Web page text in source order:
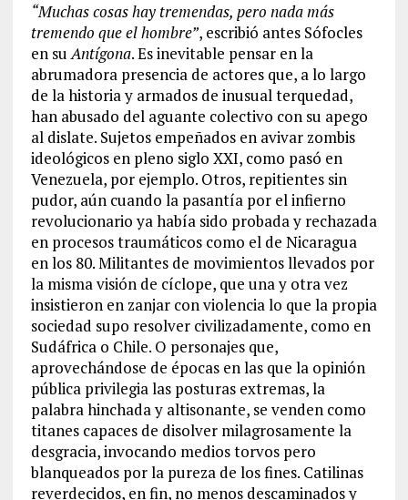
“Muchas cosas hay tremendas, pero nada más
tremendo que el hombre”, escribió antes Sófocles
en suAntígona. Es inevitable pensar en la
abrumadora presencia de actores que, a lo largo
de la historia y armados de inusual terquedad,
han abusado del aguante colectivo con su apego
al dislate. Sujetos empeñados en avivar zombis
ideológicos en pleno siglo XXI, como pasó en
Venezuela, por ejemplo. Otros, repitientes sin
pudor, aún cuando la pasantía por el infierno
revolucionario ya había sido probada y rechazada
en procesos traumáticos como el de Nicaragua
en los 80. Militantes de movimientos llevados por
la misma visión de cíclope, que una y otra vez
insistieron en zanjar con violencia lo que la propia
sociedad supo resolver civilizadamente, como en
Sudáfrica o Chile. O personajes que,
aprovechándose de épocas en las que la opinión
pública privilegia las posturas extremas, la
palabra hinchada y altisonante, se venden como
titanes capaces de disolver milagrosamente la
desgracia, invocando medios torvos pero
blanqueados por la pureza de los fines. Catilinas
reverdecidos, en fin, no menos descaminados y